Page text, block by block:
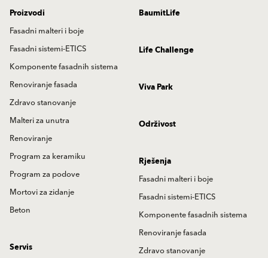
Proizvodi
Fasadni malteri i boje
Fasadni sistemi-ETICS
Komponente fasadnih sistema
Renoviranje fasada
Zdravo stanovanje
Malteri za unutra
Renoviranje
Program za keramiku
Program za podove
Mortovi za zidanje
Beton
BaumitLife
Life Challenge
Viva Park
Održivost
Rješenja
Fasadni malteri i boje
Fasadni sistemi-ETICS
Komponente fasadnih sistema
Renoviranje fasada
Zdravo stanovanje
Servis